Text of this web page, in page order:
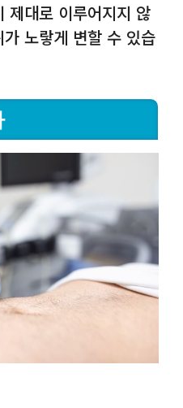
제대로 이루어지지 않
노랗게 변할 수 있습